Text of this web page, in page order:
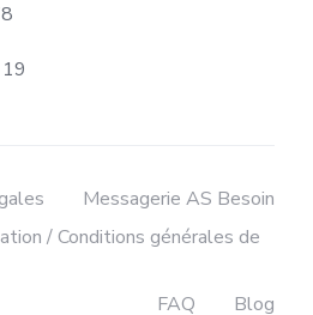
Messagerie AS Besoin
/ Conditions générales de
FAQ
Blog